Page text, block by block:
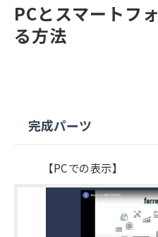
PCとスマートフ
る方法
完成パーツ
【PCでの表示】